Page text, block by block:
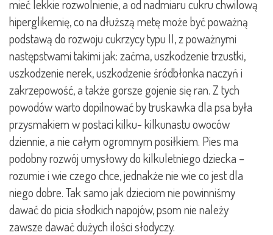
mieć lekkie rozwolnienie, a od nadmiaru cukru chwilową
hiperglikemię, co na dłuższą metę może być poważną
podstawą do rozwoju cukrzycy typu II, z poważnymi
następstwami takimi jak: zaćma, uszkodzenie trzustki,
uszkodzenie nerek, uszkodzenie śródbłonka naczyń i
zakrzepowość, a także gorsze gojenie się ran. Z tych
powodów warto dopilnować by truskawka dla psa była
przysmakiem w postaci kilku- kilkunastu owoców
dziennie, a nie całym ogromnym posiłkiem. Pies ma
podobny rozwój umysłowy do kilkuletniego dziecka –
rozumie i wie czego chce, jednakże nie wie co jest dla
niego dobre. Tak samo jak dzieciom nie powinniśmy
dawać do picia słodkich napojów, psom nie należy
zawsze dawać dużych ilości słodyczy.